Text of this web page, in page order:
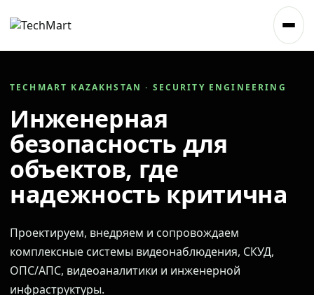
TECHMART KAZAKHSTAN · SECURITY ENGINEERING
Инженерная
безопасность для
объектов, где
надежность критична
Проектируем, внедряем и сопровождаем
комплексные системы видеонаблюдения, СКУД,
ОПС/АПС, видеоаналитики и инженерной
инфраструктуры.